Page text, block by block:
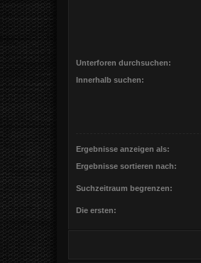
Unterforen durchsuchen:
Innerhalb suchen:
Ergebnisse anzeigen als:
Ergebnisse sortieren nach:
Suchzeitraum begrenzen:
Die ersten: